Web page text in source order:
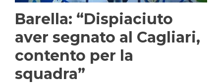
Barella: “Dispiaciuto
aver segnato al Cagliari,
contento per la
squadra”